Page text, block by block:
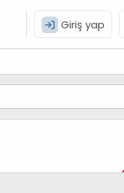
Giriş yap